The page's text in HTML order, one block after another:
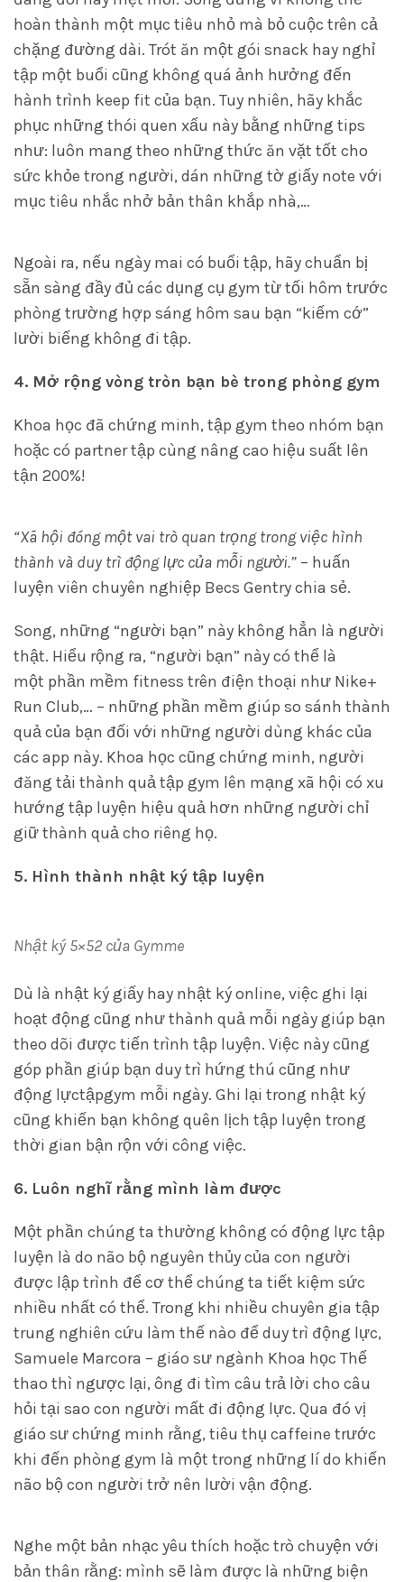
hoàn thành một mục tiêu nhỏ mà bỏ cuộc trên cả
chặng đường dài. Trót ăn một gói snack hay nghỉ
tập một buổi cũng không quá ảnh hưởng đến
hành trình keep fit của bạn. Tuy nhiên, hãy khắc
phục những thói quen xấu này bằng những tips
như: luôn mang theo những thức ăn vặt tốt cho
sức khỏe trong người, dán những tờ giấy note với
mục tiêu nhắc nhở bản thân khắp nhà,…
Ngoài ra, nếu ngày mai có buổi tập, hãy chuẩn bị
sẵn sàng đầy đủ các dụng cụ gym từ tối hôm trước
phòng trường hợp sáng hôm sau bạn “kiếm cớ”
lười biếng không đi tập.
4. Mở rộng vòng tròn bạn bè trong phòng gym
Khoa học đã chứng minh, tập gym theo nhóm bạn
hoặc có partner tập cùng nâng cao hiệu suất lên
tận 200%!
“Xã hội đóng một vai trò quan trọng trong việc hình
thành và duy trì động lực của mỗi người.” – huấn
luyện viên chuyên nghiệp Becs Gentry chia sẻ.
Song, những “người bạn” này không hẳn là người
thật. Hiểu rộng ra, “người bạn” này có thể là
một phần mềm fitness trên điện thoại như Nike+
Run Club,… – những phần mềm giúp so sánh thành
quả của bạn đối với những người dùng khác của
các app này. Khoa học cũng chứng minh, người
đăng tải thành quả tập gym lên mạng xã hội có xu
hướng tập luyện hiệu quả hơn những người chỉ
giữ thành quả cho riêng họ.
5. Hình thành nhật ký tập luyện
Nhật ký 5×52 của Gymme
Dù là nhật ký giấy hay nhật ký online, việc ghi lại
hoạt động cũng như thành quả mỗi ngày giúp bạn
theo dõi được tiến trình tập luyện. Việc này cũng
góp phần giúp bạn duy trì hứng thú cũng như
động lựctậpgym mỗi ngày. Ghi lại trong nhật ký
cũng khiến bạn không quên lịch tập luyện trong
thời gian bận rộn với công việc.
6. Luôn nghĩ rằng mình làm được
Một phần chúng ta thường không có động lực tập
luyện là do não bộ nguyên thủy của con người
được lập trình để cơ thể chúng ta tiết kiệm sức
nhiều nhất có thể. Trong khi nhiều chuyên gia tập
trung nghiên cứu làm thế nào để duy trì động lực,
Samuele Marcora – giáo sư ngành Khoa học Thể
thao thì ngược lại, ông đi tìm câu trả lời cho câu
hỏi tại sao con người mất đi động lực. Qua đó vị
giáo sư chứng minh rằng, tiêu thụ caffeine trước
khi đến phòng gym là một trong những lí do khiến
não bộ con người trở nên lười vận động.
Nghe một bản nhạc yêu thích hoặc trò chuyện với
bản thân rằng: mình sẽ làm được là những biện